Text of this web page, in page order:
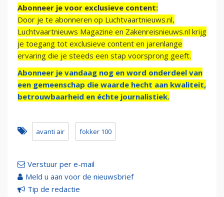
Abonneer je voor exclusieve content:
Door je te abonneren op Luchtvaartnieuws.nl,
Luchtvaartnieuws Magazine en Zakenreisnieuws.nl krijg
je toegang tot exclusieve content en jarenlange
ervaring die je steeds een stap voorsprong geeft.
Abonneer je vandaag nog en word onderdeel van
een gemeenschap die waarde hecht aan kwaliteit,
betrouwbaarheid en échte journalistiek.
avanti air fokker 100
Verstuur per e-mail
Meld u aan voor de nieuwsbrief
Tip de redactie